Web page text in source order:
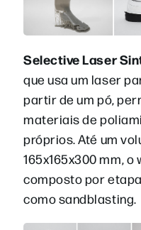
Selective Laser
que usa um laser
partir de um pó,
materiais de
próprios. Até um
165x165x300 mm,
composto por
como sandblasting.